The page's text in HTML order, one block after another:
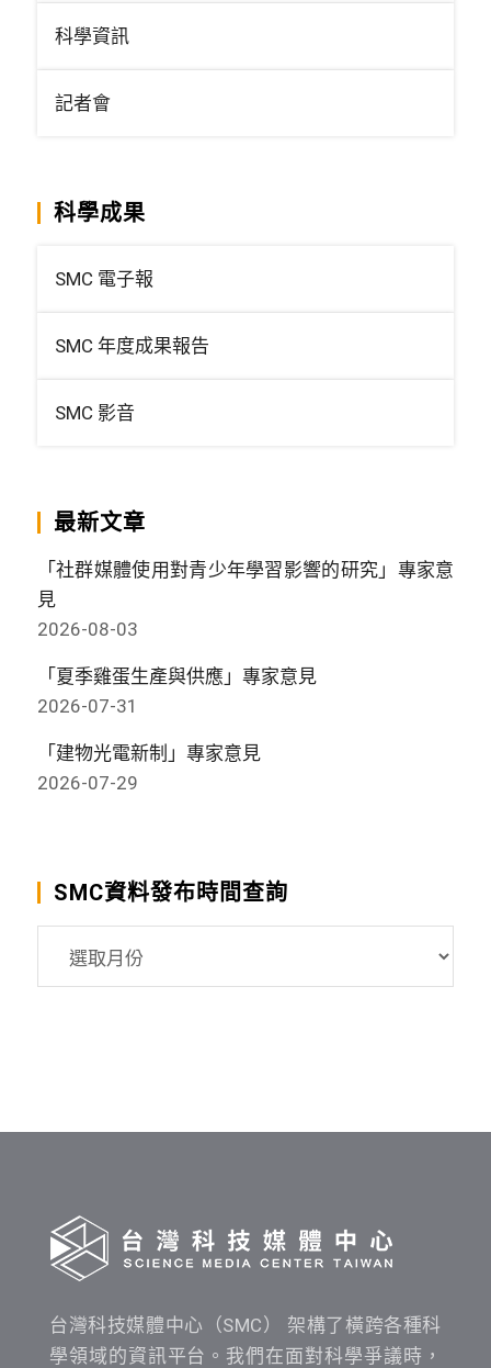
科學資訊
記者會
科學成果
SMC 電子報
SMC 年度成果報告
SMC 影音
最新文章
「社群媒體使用對青少年學習影響的研究」專家意
見
2026-08-03
「夏季雞蛋生產與供應」專家意見
2026-07-31
「建物光電新制」專家意見
2026-07-29
SMC資料發布時間查詢
台灣科技媒體中心（SMC） 架構了橫跨各種科
學領域的資訊平台。我們在面對科學爭議時，